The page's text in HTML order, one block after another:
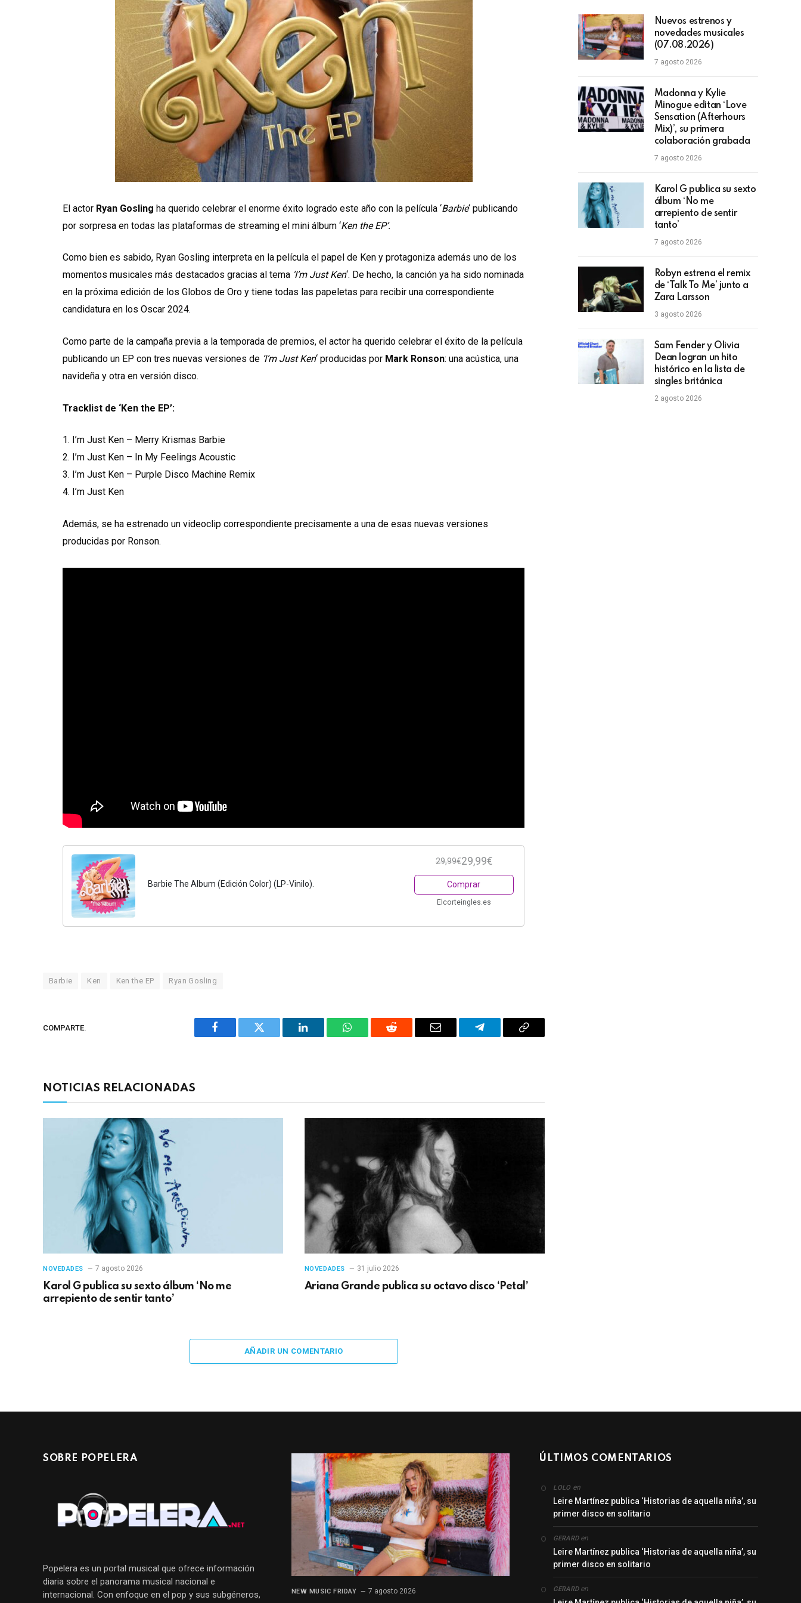
El actor Ryan Gosling ha querido celebrar el enorme éxito logrado este año con la película ‘Barbie‘ publicando
por sorpresa en todas las plataformas de streaming el mini álbum ‘Ken the EP’.
Como bien es sabido, Ryan Gosling interpreta en la película el papel de Ken y protagoniza además uno de los
momentos musicales más destacados gracias al tema ‘I’m Just Ken‘. De hecho, la canción ya ha sido nominada
en la próxima edición de los Globos de Oro y tiene todas las papeletas para recibir una correspondiente
candidatura en los Oscar 2024.
Como parte de la campaña previa a la temporada de premios, el actor ha querido celebrar el éxito de la película
publicando un EP con tres nuevas versiones de ‘I’m Just Ken‘ producidas por Mark Ronson: una acústica, una
navideña y otra en versión disco.
Tracklist de ‘Ken the EP’:
1. I’m Just Ken – Merry Krismas Barbie
2. I’m Just Ken – In My Feelings Acoustic
3. I’m Just Ken – Purple Disco Machine Remix
4. I’m Just Ken
Además, se ha estrenado un videoclip correspondiente precisamente a una de esas nuevas versiones
producidas por Ronson.
Barbie The Album (Edición Color) (LP-Vinilo).
29,99€29,99€
Comprar
Elcorteingles.es
Barbie Ken Ken the EP Ryan Gosling
COMPARTE.
Facebook Twitter LinkedIn WhatsAppReddit
Correo
TelegramaCopiar
NOTICIAS RELACIONADAS
NOVEDADES 7 agosto 2026
Karol G publica su sexto álbum ‘No me
arrepiento de sentir tanto’
NOVEDADES 31 julio 2026
Ariana Grande publica su octavo disco ‘Petal’
AÑADIR UN COMENTARIO
Nuevos estrenos y
novedades musicales
(07.08.2026)
7 agosto 2026
Madonna y Kylie
Minogue editan ‘Love
Sensation (Afterhours
Mix)’, su primera
colaboración grabada
7 agosto 2026
Karol G publica su sexto
álbum ‘No me
arrepiento de sentir
tanto’
7 agosto 2026
Robyn estrena el remix
de ‘Talk To Me’ junto a
Zara Larsson
3 agosto 2026
Sam Fender y Olivia
Dean logran un hito
histórico en la lista de
singles británica
2 agosto 2026
SOBRE POPELERA
Popelera es un portal musical que ofrece información
diaria sobre el panorama musical nacional e
internacional. Con enfoque en el pop y sus subgéneros,
NEW MUSIC FRIDAY 7 agosto 2026
ÚLTIMOS COMENTARIOS
LOLO en
Leire Martínez publica ‘Historias de aquella niña’, su
primer disco en solitario
GERARDen
Leire Martínez publica ‘Historias de aquella niña’, su
primer disco en solitario
GERARDen